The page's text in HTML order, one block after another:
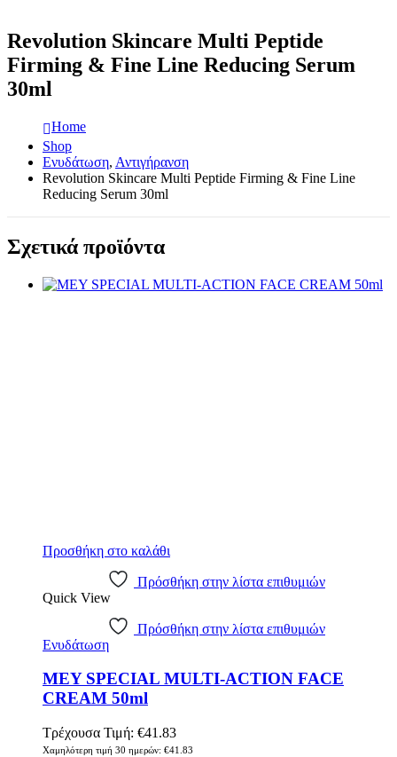
Revolution Skincare Multi Peptide
Firming & Fine Line Reducing Serum
30ml
Home
Shop
Ενυδάτωση, Αντιγήρανση
Revolution Skincare Multi Peptide Firming & Fine Line
Reducing Serum 30ml
Σχετικά προϊόντα
Προσθήκη στο καλάθι
Πρόσθήκη στην λίστα επιθυμιών
Quick View
Πρόσθήκη στην λίστα επιθυμιών
Ενυδάτωση
MEY SPECIAL MULTI-ACTION FACE
CREAM 50ml
Τρέχουσα Τιμή: €41.83
Χαμηλότερη τιμή 30 ημερών: €41.83